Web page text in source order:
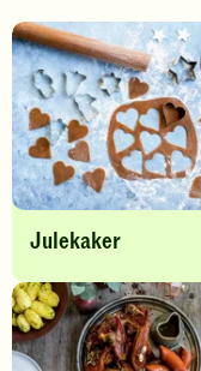
K
a
k
e
r
o
d
e
Julekaker
K
l